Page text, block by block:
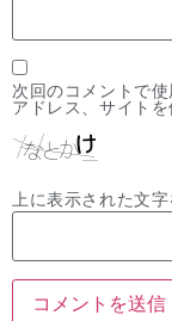
次回のコメントで
アドレス、サイトを
上に表示された文字